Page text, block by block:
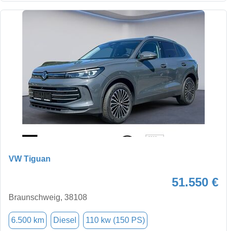
VW Tiguan
51.550 €
Braunschweig, 38108
6.500 km Diesel 110 kw (150 PS)